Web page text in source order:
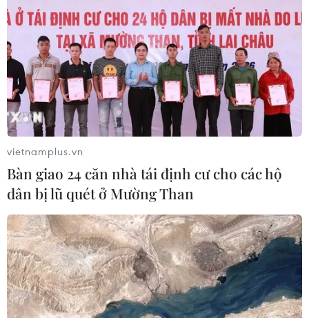
TIN CÙNG CHUYÊN MỤC
NAPAS và KiotViet hợp tác mở rộng
hệ sinh thái thanh toán VietQR
BIDV chốt ngày chia 498 triệu cổ
phiếu, tăng vốn điều lệ lên 77.783 tỷ
đồng
06/08/2026 13:42
vietnamplus.vn
Bàn giao 24 căn nhà tái định cư cho các hộ
dân bị lũ quét ở Mường Than